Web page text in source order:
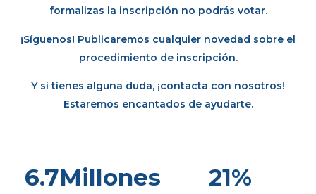
formalizas la inscripción no podrás votar.
¡Síguenos! Publicaremos cualquier novedad sobre el
procedimiento de inscripción.
Y si tienes alguna duda, ¡contacta con nosotros!
Estaremos encantados de ayudarte.
6.7Millones 21%